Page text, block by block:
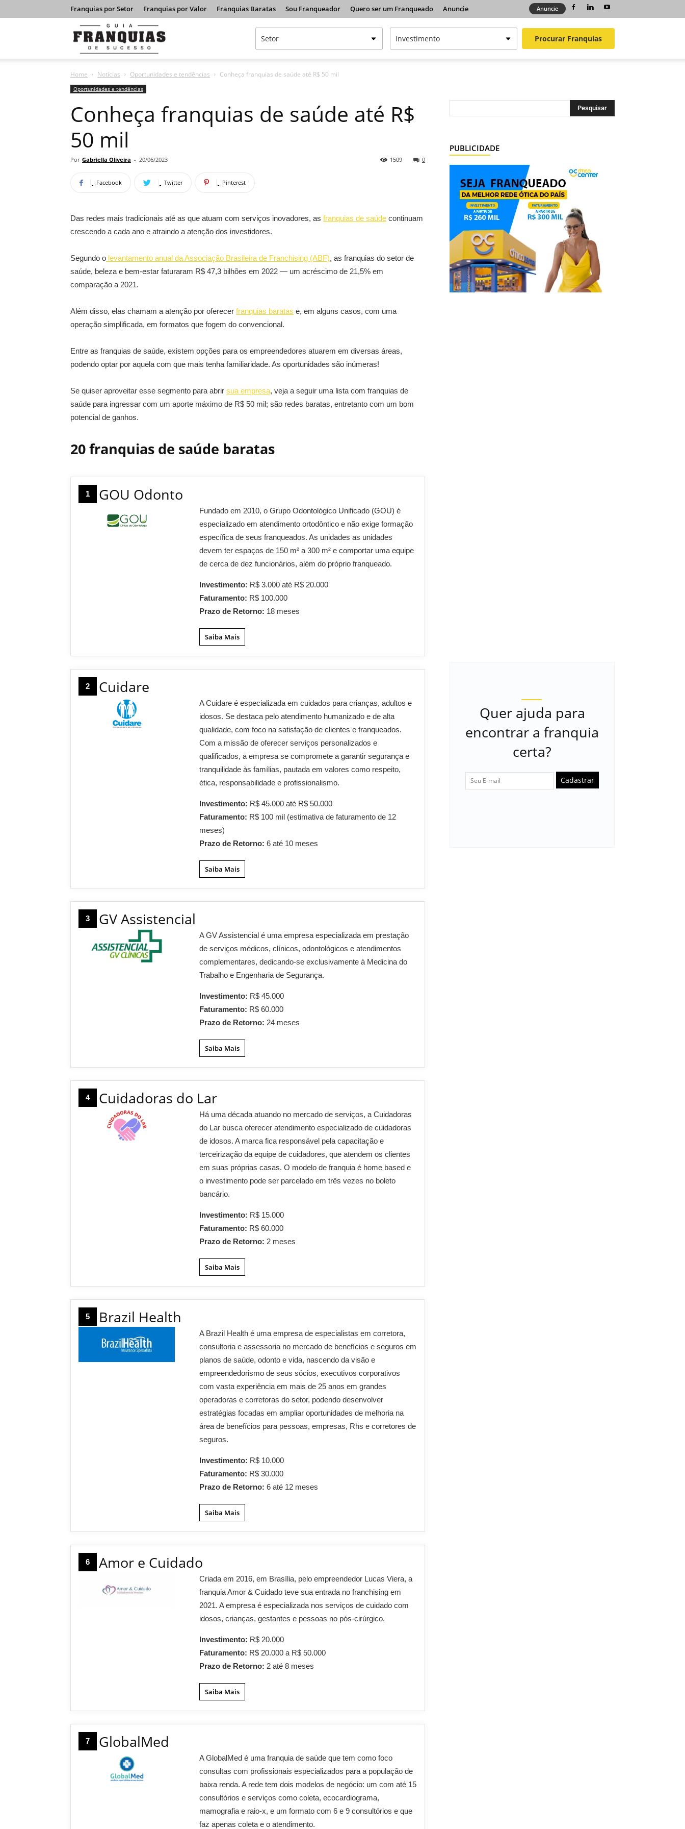
Franquias por Setor Franquias por Valor Franquias Baratas Sou Franqueador Quero ser um Franqueado Anuncie Anuncie
Franquias
Sucesso
Procurar Franquias
Home Notícias Oportunidades e tendências Conheça franquias de saúde até R$ 50 mil
Oportunidades e tendências
Conheça franquias de saúde até R$
50 mil
Por Gabriella Oliveira - 20/06/2023 0
1509
Facebook Twitter Pinterest
Das redes mais tradicionais até as que atuam com serviços inovadores, as franquias de saúde continuam
crescendo a cada ano e atraindo a atenção dos investidores.
Segundo o levantamento anual da Associação Brasileira de Franchising (ABF), as franquias do setor de
saúde, beleza e bem-estar faturaram R$ 47,3 bilhões em 2022 — um acréscimo de 21,5% em
comparação a 2021.
Além disso, elas chamam a atenção por oferecer franquias baratas e, em alguns casos, com uma
operação simplificada, em formatos que fogem do convencional.
Entre as franquias de saúde, existem opções para os empreendedores atuarem em diversas áreas,
podendo optar por aquela com que mais tenha familiaridade. As oportunidades são inúmeras!
Se quiser aproveitar esse segmento para abrir sua empresa, veja a seguir uma lista com franquias de
saúde para ingressar com um aporte máximo de R$ 50 mil; são redes baratas, entretanto com um bom
potencial de ganhos.
20 franquias de saúde baratas
1 GOU Odonto
Fundado em 2010, o Grupo Odontológico Unificado (GOU) é
especializado em atendimento ortodôntico e não exige formação
específica de seus franqueados. As unidades as unidades
devem ter espaços de 150 m² a 300 m² e comportar uma equipe
de cerca de dez funcionários, além do próprio franqueado.
Investimento: R$ 3.000 até R$ 20.000
Faturamento: R$ 100.000
Prazo de Retorno: 18 meses
Saiba Mais
2 Cuidare
A Cuidare é especializada em cuidados para crianças, adultos e
idosos. Se destaca pelo atendimento humanizado e de alta
qualidade, com foco na satisfação de clientes e franqueados.
Com a missão de oferecer serviços personalizados e
qualificados, a empresa se compromete a garantir segurança e
tranquilidade às famílias, pautada em valores como respeito,
ética, responsabilidade e profissionalismo.
Investimento: R$ 45.000 até R$ 50.000
Faturamento: R$ 100 mil (estimativa de faturamento de 12
meses)
Prazo de Retorno:6 até 10 meses
Saiba Mais
3 GV Assistencial
A GV Assistencial é uma empresa especializada em prestação
de serviços médicos, clínicos, odontológicos e atendimentos
complementares, dedicando-se exclusivamente à Medicina do
Trabalho e Engenharia de Segurança.
Investimento: R$ 45.000
Faturamento: R$ 60.000
Prazo de Retorno: 24 meses
Saiba Mais
4 Cuidadoras do Lar
Há uma década atuando no mercado de serviços, a Cuidadoras
do Lar busca oferecer atendimento especializado de cuidadoras
de idosos. A marca fica responsável pela capacitação e
terceirização da equipe de cuidadores, que atendem os clientes
em suas próprias casas. O modelo de franquia é home based e
o investimento pode ser parcelado em três vezes no boleto
bancário.
Investimento: R$ 15.000
Faturamento: R$ 60.000
Prazo de Retorno: 2 meses
Saiba Mais
5 Brazil Health
A Brazil Health é uma empresa de especialistas em corretora,
consultoria e assessoria no mercado de benefícios e seguros em
planos de saúde, odonto e vida, nascendo da visão e
empreendedorismo de seus sócios, executivos corporativos
com vasta experiência em mais de 25 anos em grandes
operadoras e corretoras do setor, podendo desenvolver
estratégias focadas em ampliar oportunidades de melhoria na
área de benefícios para pessoas, empresas, Rhs e corretores de
seguros.
Investimento: R$ 10.000
Faturamento: R$ 30.000
Prazo de Retorno:6 até 12 meses
Saiba Mais
6 Amor e Cuidado
Criada em 2016, em Brasília, pelo empreendedor Lucas Viera, a
franquia Amor & Cuidado teve sua entrada no franchising em
2021. A empresa é especializada nos serviços de cuidado com
idosos, crianças, gestantes e pessoas no pós-cirúrgico.
Investimento: R$ 20.000
Faturamento: R$ 20.000 a R$ 50.000
Prazo de Retorno: 2 até 8 meses
Saiba Mais
7 GlobalMed
A GlobalMed é uma franquia de saúde que tem como foco
consultas com profissionais especializados para a população de
baixa renda. A rede tem dois modelos de negócio: um com até 15
consultórios e serviços como coleta, ecocardiograma,
mamografia e raio-x, e um formato com 6 e 9 consultórios e que
faz apenas coleta e o atendimento.
PUBLICIDADE
Quer ajuda para
encontrar a franquia
certa?
Cadastrar